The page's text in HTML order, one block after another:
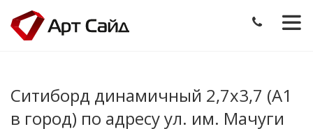
Ситиборд динамичный 2,7х3,7 (А1
в город) по адресу ул. им. Мачуги